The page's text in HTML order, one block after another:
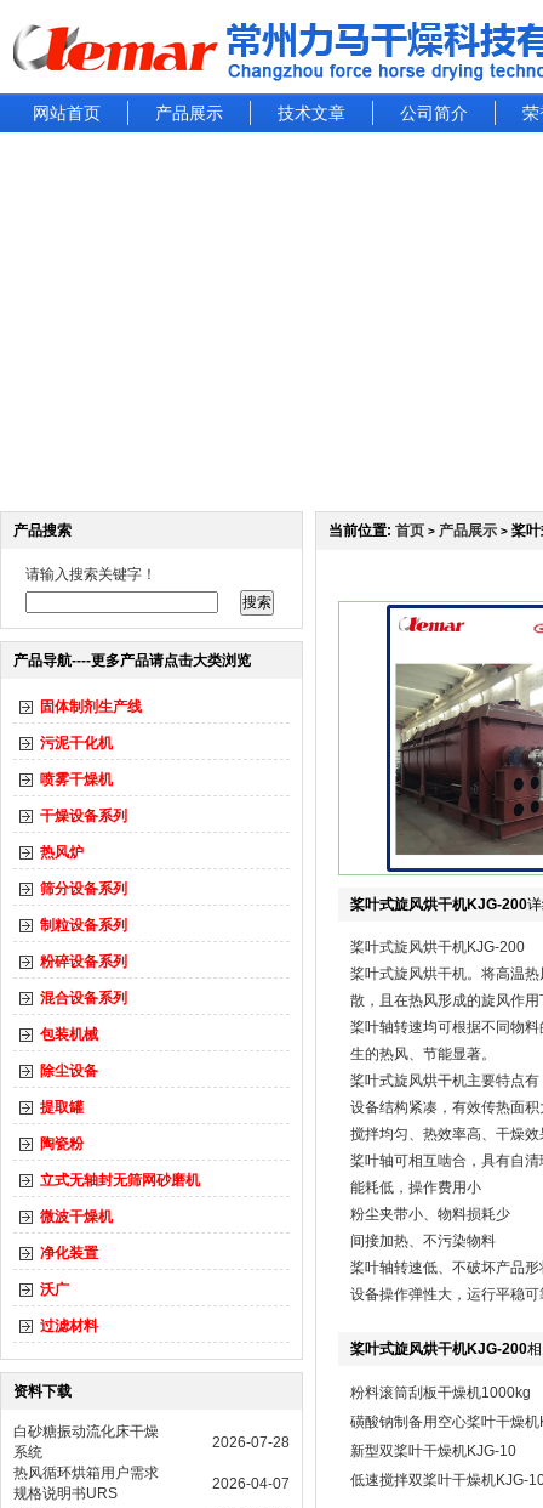
网站首页 产品展示 技术文章 公司简介 荣
产品搜索
请输入搜索关键字！
产品导航----更多产品请点击大类浏览
固体制剂生产线
污泥干化机
喷雾干燥机
干燥设备系列
热风炉
筛分设备系列
制粒设备系列
粉碎设备系列
混合设备系列
包装机械
除尘设备
提取罐
陶瓷粉
立式无轴封无筛网砂磨机
微波干燥机
净化装置
沃广
过滤材料
资料下载
白砂糖振动流化床干燥
系统
2026-07-28
热风循环烘箱用户需求
规格说明书URS
2026-04-07
当前位置: 首页 > 产品展示 > 桨
桨叶式旋风烘干机KJG-200
桨叶式旋风烘干机KJG-200
桨叶式旋风烘干机。将高温
散，且在热风形成的旋风作
桨叶轴转速均可根据不同物
生的热风、节能显著。
桨叶式旋风烘干机主要特点有
设备结构紧凑，有效传热面
搅拌均匀、热效率高、干燥效
桨叶轴可相互啮合，具有自
能耗低，操作费用小
粉尘夹带小、物料损耗少
间接加热、不污染物料
桨叶轴转速低、不破坏产品形
设备操作弹性大，运行平稳可
桨叶式旋风烘干机KJG-200
粉料滚筒刮板干燥机1000kg
磺酸钠制备用空心桨叶干燥
新型双桨叶干燥机KJG-10
低速搅拌双桨叶干燥机KJG-